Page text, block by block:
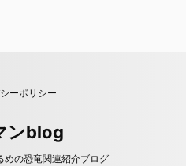
ーポリシー
ンblog
の恐竜関連紹介ブログ